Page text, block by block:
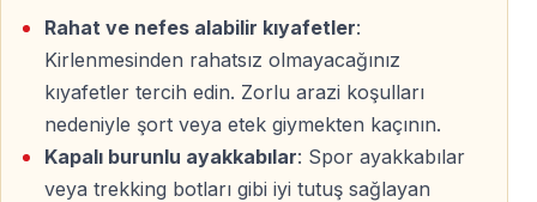
Alanya Jeep Safari Turu, çocuklu aileler dâhil her yaş
grubuna uygundur. Sürücülerimiz güvenlik kurallarına
titizlikle uyar.
Alanya Jeep Safari Turu Detayları
Rahat ve nefes alabilir kıyafetler:
Kirlenmesinden rahatsız olmayacağınız
kıyafetler tercih edin. Zorlu arazi koşulları
nedeniyle şort veya etek giymekten kaçının.
Kapalı burunlu ayakkabılar: Spor ayakkabılar
veya trekking botları gibi iyi tutuş sağlayan